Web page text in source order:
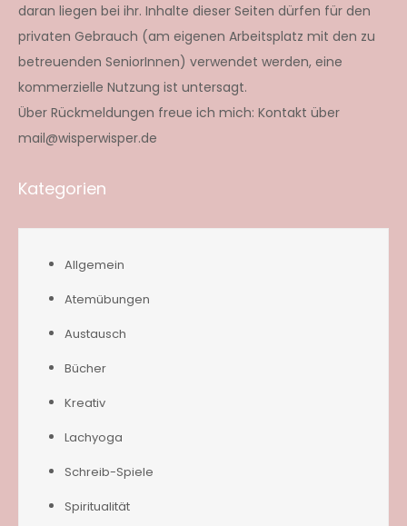
daran liegen bei ihr. Inhalte dieser Seiten dürfen für den
privaten Gebrauch (am eigenen Arbeitsplatz mit den zu
betreuenden SeniorInnen) verwendet werden, eine
kommerzielle Nutzung ist untersagt.
Über Rückmeldungen freue ich mich: Kontakt über
mail@wisperwisper.de
Kategorien
Allgemein
Atemübungen
Austausch
Bücher
Kreativ
Lachyoga
Schreib-Spiele
Spiritualität